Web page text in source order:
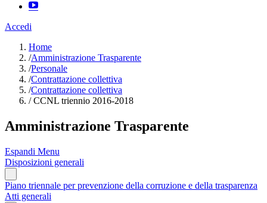
Accedi
Home
/Amministrazione Trasparente
/Personale
/Contrattazione collettiva
/Contrattazione collettiva
/CCNL triennio 2016-2018
Amministrazione Trasparente
Espandi Menu
Disposizioni generali
Piano triennale per prevenzione della corruzione e della trasparenza
Atti generali